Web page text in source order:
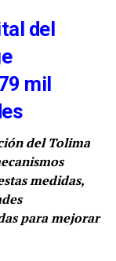
del
mil
del Tolima
medidas,
para mejorar